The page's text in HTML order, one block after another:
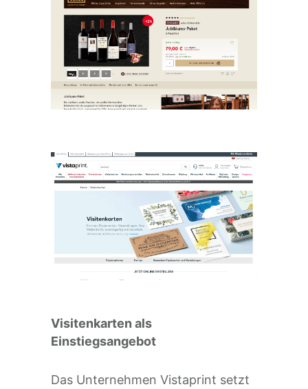
Visitenkarten als
Einstiegsangebot
Das Unternehmen Vistaprint setzt